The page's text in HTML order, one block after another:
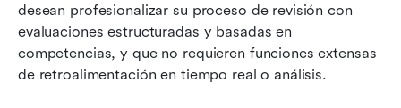
desean profesionalizar su proceso de revisión con
evaluaciones estructuradas y basadas en
competencias, y que no requieren funciones extensas
de retroalimentación en tiempo real o análisis.